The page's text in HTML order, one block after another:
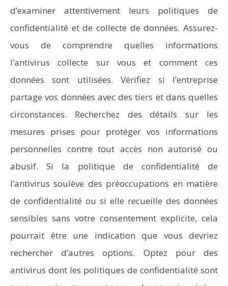
d’examiner attentivement leurs politiques de
confidentialité et de collecte de données. Assurez-
vous de comprendre quelles informations
l’antivirus collecte sur vous et comment ces
données sont utilisées. Vérifiez si l’entreprise
partage vos données avec des tiers et dans quelles
circonstances. Recherchez des détails sur les
mesures prises pour protéger vos informations
personnelles contre tout accès non autorisé ou
abusif. Si la politique de confidentialité de
l’antivirus soulève des préoccupations en matière
de confidentialité ou si elle recueille des données
sensibles sans votre consentement explicite, cela
pourrait être une indication que vous devriez
rechercher d’autres options. Optez pour des
antivirus dont les politiques de confidentialité sont